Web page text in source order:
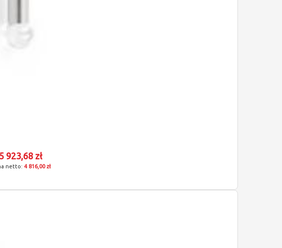
5 923,68 zł
4 816,00 zł